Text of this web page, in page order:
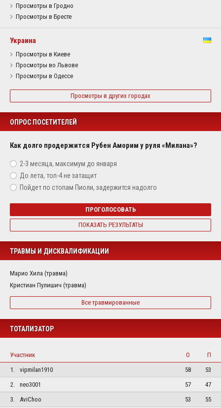
Просмотры в Гродно
Просмотры в Бресте
Украина
Просмотры в Киеве
Просмотры во Львове
Просмотры в Одессе
Просмотры в других городах
ОПРОС ПОСЕТИТЕЛЕЙ
Как долго продержится Рубен Аморим у руля «Милана»?
2-3 месяца, максимум до января
До лета, топ-4 не затащит
Пойдет по стопам Пиоли, задержится надолго
ПРОГОЛОСОВАТЬ
ПОКАЗАТЬ РЕЗУЛЬТАТЫ
ТРАВМЫ И ДИСКВАЛИФИКАЦИИ
Марио Хила (травма)
Кристиан Пулишич (травма)
Все травмированные
ТОТАЛИЗАТОР
Участник О
П
1.
vipmilan1910 58
53
2.
neo3001 57
47
3.
AviChoo 53 55